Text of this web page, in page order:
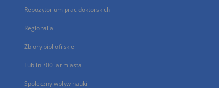
Repozytorium prac doktorskich
Regionalia
Zbiory bibliofilskie
Lublin 700 lat miasta
Społeczny wpływ nauki